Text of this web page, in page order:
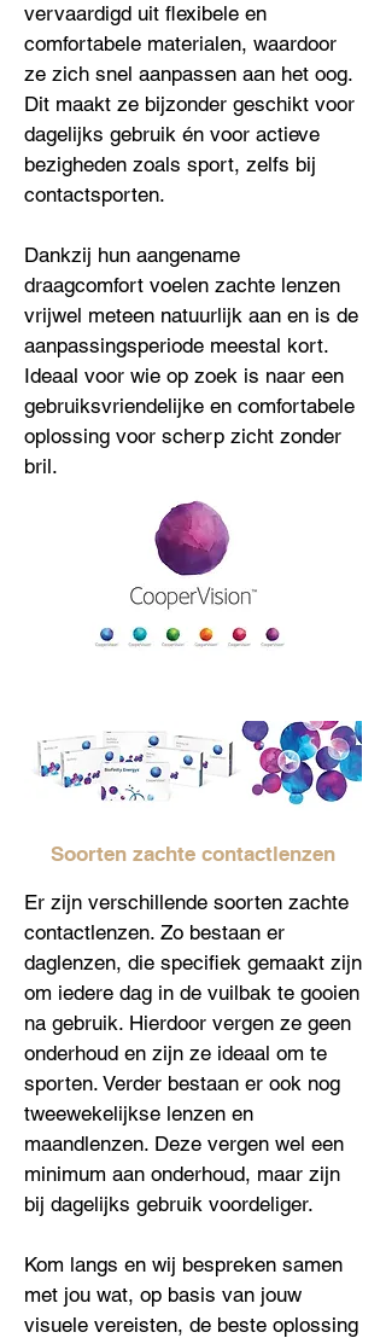
vervaardigd uit flexibele en
comfortabele materialen, waardoor
ze zich snel aanpassen aan het oog.
Dit maakt ze bijzonder geschikt voor
dagelijks gebruik én voor actieve
bezigheden zoals sport, zelfs bij
contactsporten.
Dankzij hun aangename
draagcomfort voelen zachte lenzen
vrijwel meteen natuurlijk aan en is de
aanpassingsperiode meestal kort.
Ideaal voor wie op zoek is naar een
gebruiksvriendelijke en comfortabele
oplossing voor scherp zicht zonder
bril.
Soorten zachte contactlenzen
Er zijn verschillende soorten zachte
contactlenzen. Zo bestaan er
daglenzen, die specifiek gemaakt zijn
om iedere dag in de vuilbak te gooien
na gebruik. Hierdoor vergen ze geen
onderhoud en zijn ze ideaal om te
sporten. Verder bestaan er ook nog
tweewekelijkse lenzen en
maandlenzen. Deze vergen wel een
minimum aan onderhoud, maar zijn
bij dagelijks gebruik voordeliger.
Kom langs en wij bespreken samen
met jou wat, op basis van jouw
visuele vereisten, de beste oplossing